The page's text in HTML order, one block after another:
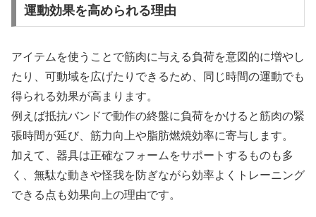
運動効果を高められる理由
アイテムを使うことで筋肉に与える負荷を意図的に増やし
たり、可動域を広げたりできるため、同じ時間の運動でも
得られる効果が高まります。
例えば抵抗バンドで動作の終盤に負荷をかけると筋肉の緊
張時間が延び、筋力向上や脂肪燃焼効率に寄与します。
加えて、器具は正確なフォームをサポートするものも多
く、無駄な動きや怪我を防ぎながら効率よくトレーニング
できる点も効果向上の理由です。